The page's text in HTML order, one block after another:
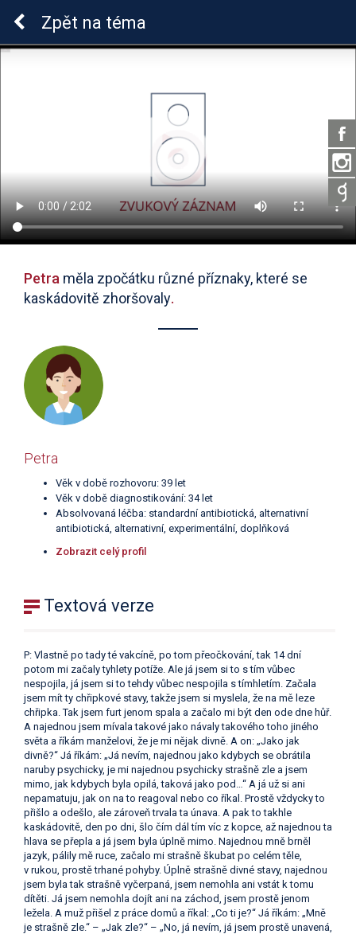
Lymeská borrelióza
Zpět na téma
Petra měla zpočátku různé příznaky, které se
kaskádovitě zhoršovaly.
Petra
Věk v době rozhovoru: 39 let
Věk v době diagnostikování: 34 let
Absolvovaná léčba: standardní antibiotická, alternativní
antibiotická, alternativní, experimentální, doplňková
Zobrazit celý profil
Textová verze
P: Vlastně po tady té vakcíně, po tom přeočkování, tak 14 dní
potom mi začaly tyhlety potíže. Ale já jsem si to s tím vůbec
nespojila, já jsem si to tehdy vůbec nespojila s tímhletím. Začala
jsem mít ty chřipkové stavy, takže jsem si myslela, že na mě leze
chřipka. Tak jsem furt jenom spala a začalo mi být den ode dne hůř.
A najednou jsem mívala takové jako návaly takového toho jiného
světa a říkám manželovi, že je mi nějak divně. A on: „Jako jak
divně?“ Já říkám: „Já nevím, najednou jako kdybych se obrátila
naruby psychicky, je mi najednou psychicky strašně zle a jsem
mimo, jak kdybych byla opilá, taková jako pod…“ A já už si ani
nepamatuju, jak on na to reagoval nebo co říkal. Prostě vždycky to
přišlo a odešlo, ale zároveň trvala ta únava. A pak to takhle
kaskádovitě, den po dni, šlo čím dál tím víc z kopce, až najednou ta
hlava se přepla a já jsem byla úplně mimo. Najednou mně brněl
jazyk, pálily mě ruce, začalo mi strašně škubat po celém těle,
v rukou, prostě trhané pohyby. Úplně strašně divné stavy, najednou
jsem byla tak strašně vyčerpaná, jsem nemohla ani vstát k tomu
dítěti. Já jsem nemohla dojít ani na záchod, jsem prostě jenom
ležela. A muž přišel z práce domů a říkal: „Co ti je?“ Já říkám: „Mně
je strašně zle.“ – „Jak zle?“ – „No, já nevím, já jsem prostě unavená,